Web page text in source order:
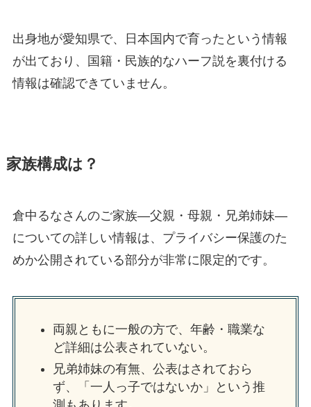
出身地が愛知県で、日本国内で育ったという情報
が出ており、国籍・民族的なハーフ説を裏付ける
情報は確認できていません。
家族構成は？
倉中るなさんのご家族—父親・母親・兄弟姉妹—
についての詳しい情報は、プライバシー保護のた
めか公開されている部分が非常に限定的です。
両親ともに一般の方で、年齢・職業な
ど詳細は公表されていない。
兄弟姉妹の有無、公表はされておら
ず、「一人っ子ではないか」という推